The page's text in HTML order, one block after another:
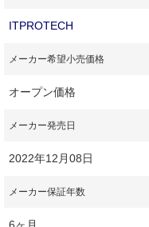
ITPROTECH
メーカー希望小売価格
オープン価格
メーカー発売日
2022年12月08日
メーカー保証年数
6ヶ月